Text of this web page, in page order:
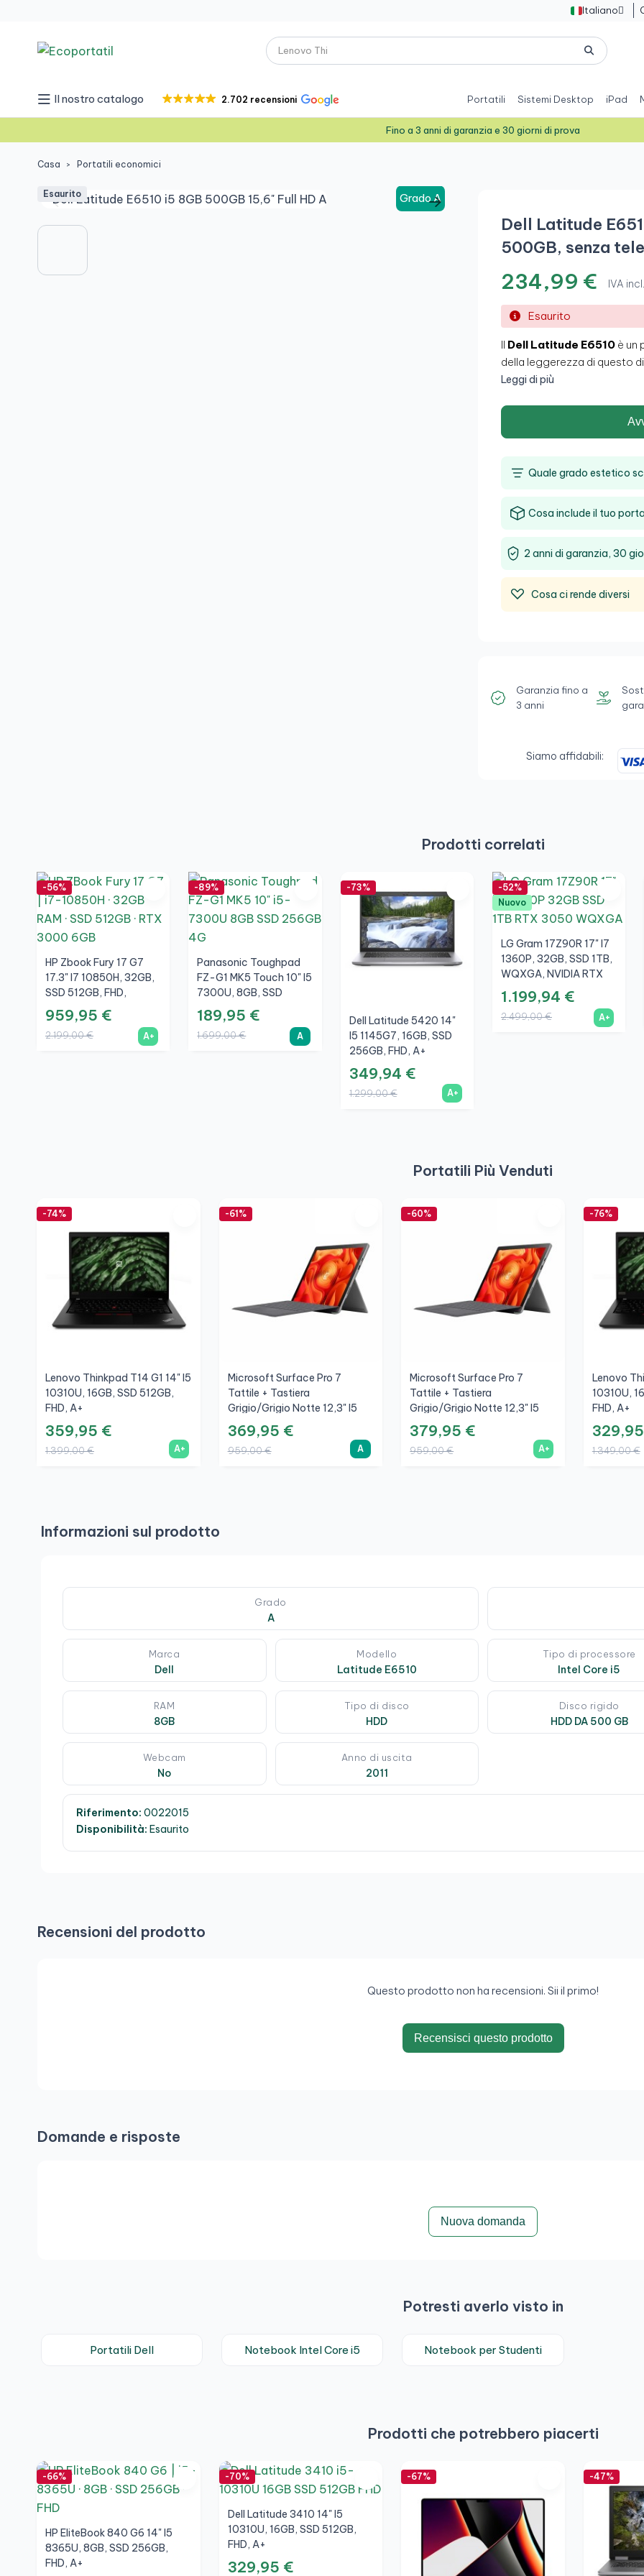
Italiano 
Il nostro catalogo 2.702 recensioni Portatili Sistemi Desktop iPad
Fino a 3 anni di garanzia e 30 giorni di prova
Casa Portatili economici
Grado A
Esaurito
Dell Latitude
500GB, senza
234,99 € IVA
Esaurito
Il Dell Latitude E6510 è un
della leggerezza di questo
dall'azienda statunitense
lavoro al computer e
dispositivo.
Leggi di più
Quale grado estetico
Cosa include il tuo
2 anni di garanzia, 30
Cosa ci rende diversi
Garanzia fino a
3 anni
Siamo affidabili:
Prodotti correlati
-56%
HP Zbook Fury 17 G7
17.3" I7 10850H, 32GB,
SSD 512GB, FHD,
NVIDIA Quadro RTX
3000 Max-Q 6GB, A+
959,95 €
2.199,00 € A+
-89%
Panasonic Toughpad
FZ-G1 MK5 Touch 10" I5
7300U, 8GB, SSD
256GB, FHD, 4G, A
189,95 €
1.699,00 € A
-73%
Dell Latitude 5420 14"
I5 1145G7, 16GB, SSD
256GB, FHD, A+
349,94 €
1.299,00 € A+
-52%
Nuovo
LG Gram 17Z90R 17" I7
1360P, 32GB, SSD 1TB,
WQXGA, NVIDIA RTX
3050 4GB, Nero, A+
1.199,94 €
2.499,00 € A+
Portatili Più Venduti
-74%
Lenovo Thinkpad T14 G1 14" I5
10310U, 16GB, SSD 512GB,
FHD, A+
359,95 €
1.399,00 € A+
-61%
Microsoft Surface Pro 7
Tattile + Tastiera
Grigio/Grigio Notte 12,3" I5
1035G4, 8GB, SSD 256GB,
3K, A
369,95 €
959,00 € A
-60%
Microsoft Surface Pro 7
Tattile + Tastiera
Grigio/Grigio Notte 12,3" I5
1035G4, 8GB, SSD 256GB,
3K, A+
379,95 €
959,00 € A+
-76%
Lenovo
10310U,
FHD, A+
1.349,00 €
Informazioni sul prodotto
Grado
A
Marca
Dell
Modello
Latitude E6510
Tipo di processore
Intel Core i5
RAM
8GB
Tipo di disco
HDD
Disco rigido
HDD DA 500 GB
Webcam
No
Anno di uscita
2011
Riferimento: 0022015
Disponibilità: Esaurito
Recensioni del prodotto
Questo prodotto non ha recensioni. Sii il primo!
Recensisci questo prodotto
Domande e risposte
Nuova domanda
Potresti averlo visto in
Portatili Dell Notebook Intel Core i5 Notebook per Studenti
Prodotti che potrebbero piacerti
-66%
HP EliteBook 840 G6 14" I5
8365U, 8GB, SSD 256GB,
FHD, A+
-70%
Dell Latitude 3410 14" I5
10310U, 16GB, SSD 512GB,
FHD, A+
329,95 €
-67% -47%